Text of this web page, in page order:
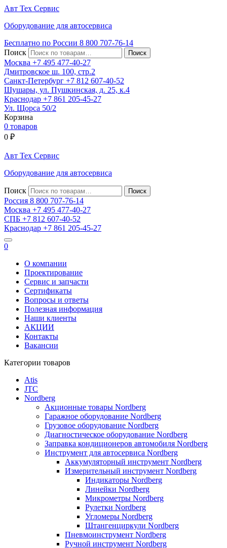
Авт Тех Сервис
Оборудование для автосервиса
Бесплатно по России 8 800 707-76-14
Поиск
Москва +7 495 477-40-27
Дмитровское ш. 100, стр.2
Санкт-Петербург +7 812 607-40-52
Шушары, ул. Пушкинская, д. 25, к.4
Краснодар +7 861 205-45-27
Ул. Щорса 50/2
Корзина
0 товаров
0 ₽
Авт Тех Сервис
Оборудование для автосервиса
Поиск
Россия 8 800 707-76-14
Москва +7 495 477-40-27
СПБ +7 812 607-40-52
Краснодар +7 861 205-45-27
0
О компании
Проектирование
Сервис и запчасти
Сертификаты
Вопросы и ответы
Полезная информация
Наши клиенты
АКЦИИ
Контакты
Вакансии
Категории товаров
Atis
JTC
Nordberg
Акционные товары Nordberg
Гаражное оборудование Nordberg
Грузовое оборудование Nordberg
Диагностическое оборудование Nordberg
Заправка кондиционеров автомобиля Nordberg
Инструмент для автосервиса Nordberg
Аккумуляторный инструмент Nordberg
Измерительный инструмент Nordberg
Индикаторы Nordberg
Линейки Nordberg
Микрометры Nordberg
Рулетки Nordberg
Угломеры Nordberg
Штангенциркули Nordberg
Пневмоинструмент Nordberg
Ручной инструмент Nordberg